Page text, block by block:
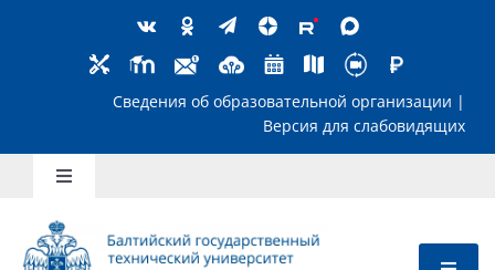
Сведения об образовательной
Toggle
Школьникам